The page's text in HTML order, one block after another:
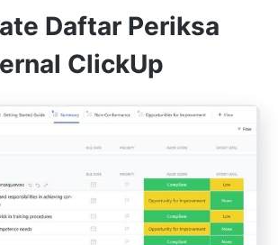
Daftar Periksa
ClickUp